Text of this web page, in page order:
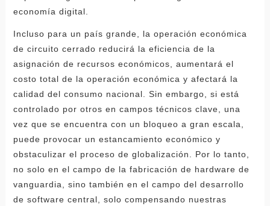
economía digital.
Incluso para un país grande, la operación económica
de circuito cerrado reducirá la eficiencia de la
asignación de recursos económicos, aumentará el
costo total de la operación económica y afectará la
calidad del consumo nacional. Sin embargo, si está
controlado por otros en campos técnicos clave, una
vez que se encuentra con un bloqueo a gran escala,
puede provocar un estancamiento económico y
obstaculizar el proceso de globalización. Por lo tanto,
no solo en el campo de la fabricación de hardware de
vanguardia, sino también en el campo del desarrollo
de software central, solo compensando nuestras